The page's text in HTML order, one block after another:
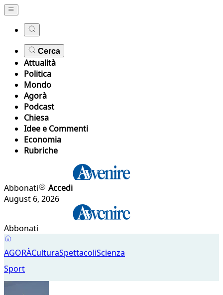
Cerca
Attualità
Politica
Mondo
Agorà
Podcast
Chiesa
Idee e Commenti
Economia
Rubriche
Abbonati
Accedi
August 6, 2026
Abbonati
Agorà
AGORÀCulturaSpettacoliScienza
Sport